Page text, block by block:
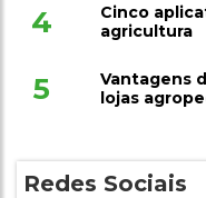
4
Cinco
agricultura
5
Vantagens
lojas
Redes Sociais